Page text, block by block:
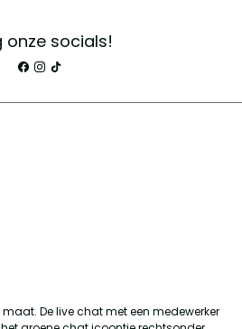
onze socials!
De live chat met een medewerker